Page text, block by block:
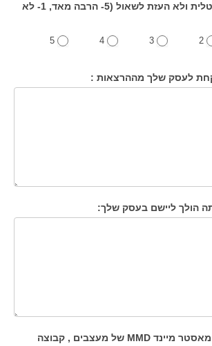
בעולם המדיה הדיגיטלית ולא העזת לשאול (5- הרבה מאד, 1- לא
5. מתגבשת קבוצת מאסטר מיינד MMD של מעצבים , קבוצה